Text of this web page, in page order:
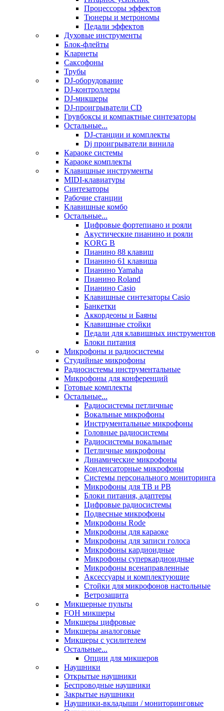
Процессоры эффектов
Тюнеры и метрономы
Педали эффектов
Духовые инструменты
Блок-флейты
Кларнеты
Саксофоны
Трубы
DJ-оборудование
DJ-контроллеры
DJ-микшеры
DJ-проигрыватели CD
Грувбоксы и компактные синтезаторы
Остальные...
DJ-станции и комплекты
Dj проигрыватели винила
Караоке системы
Караоке комплекты
Клавишные инструменты
MIDI-клавиатуры
Синтезаторы
Рабочие станции
Клавишные комбо
Остальные...
Цифровые фортепиано и рояли
Акустические пианино и рояли
KORG B
Пианино 88 клавиш
Пианино 61 клавиша
Пианино Yamaha
Пианино Roland
Пианино Casio
Клавишные синтезаторы Casio
Банкетки
Аккордеоны и Баяны
Клавишные стойки
Педали для клавишных инструментов
Блоки питания
Микрофоны и радиосистемы
Студийные микрофоны
Радиосистемы инструментальные
Микрофоны для конференций
Готовые комплекты
Остальные...
Радиосистемы петличные
Вокальные микрофоны
Инструментальные микрофоны
Головные радиосистемы
Радиосистемы вокальные
Петличные микрофоны
Динамические микрофоны
Конденсаторные микрофоны
Системы персонального мониторинга
Микрофоны для ТВ и РВ
Блоки питания, адаптеры
Цифровые радиосистемы
Подвесные микрофоны
Микрофоны Rode
Микрофоны для караоке
Микрофоны для записи голоса
Микрофоны кардиоидные
Микрофоны суперкардиоидные
Микрофоны всенаправленные
Аксессуары и комплектующие
Стойки для микрофонов настольные
Ветрозащита
Микшерные пульты
FOH микшеры
Микшеры цифровые
Микшеры аналоговые
Микшеры с усилителем
Остальные...
Опции для микшеров
Наушники
Открытые наушники
Беспроводные наушники
Закрытые наушники
Наушники-вкладыши / мониторинговые